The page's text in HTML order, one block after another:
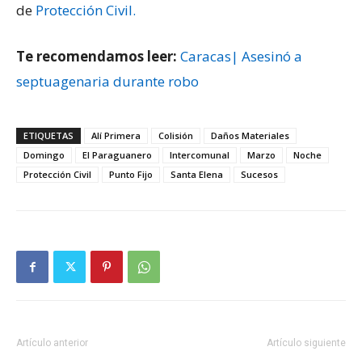
de Protección Civil.
Te recomendamos leer: Caracas| Asesinó a
septuagenaria durante robo
ETIQUETAS Alí Primera Colisión
Daños Materiales
Domingo
El Paraguanero Intercomunal Marzo
Noche
Protección Civil
Punto Fijo Santa Elena Sucesos
Artículo anterior Artículo siguiente